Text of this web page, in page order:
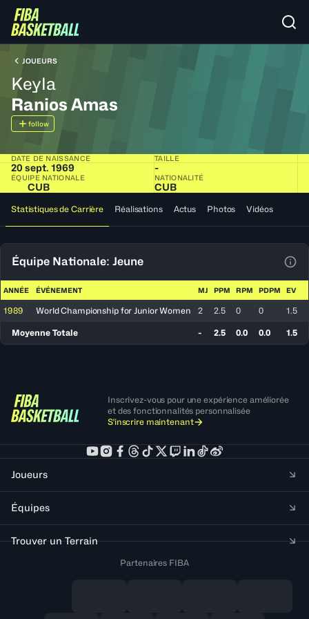
JOUEURS
Keyla
Ranios Amas
follow
DATE DE NAISSANCE
20 sept. 1969
TAILLE
-
ÉQUIPE NATIONALE
CUB
NATIONALITÉ
CUB
Statistiques de Carrière Réalisations Actus Photos Vidéos
Équipe Nationale: Jeune
ANNÉE ÉVÉNEMENT MJ PPM RPM PDPM EV
1989 World Championship for Junior Women 2 2.5 0 0 1.5
Moyenne Totale - 2.5 0.0 0.0 1.5
Inscrivez-vous pour une expérience améliorée
et des fonctionnalités personnalisée
S'inscrire maintenant
Joueurs
Équipes
Trouver un Terrain
Partenaires FIBA